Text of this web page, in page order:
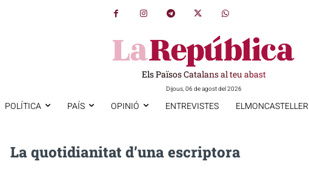
Els Països Catalans al teu abast
Dijous, 06 de agost del 2026
POLÍTICA PAÍS OPINIÓ ENTREVISTES ELMONCASTELLER
La quotidianitat d’una escriptora